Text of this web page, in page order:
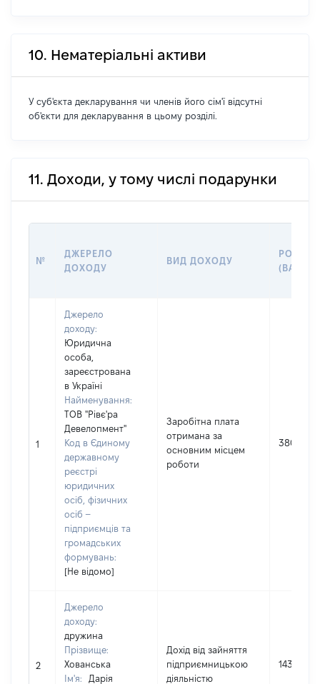
10. Нематеріальні активи
У суб'єкта декларування чи членів його сім'ї відсутні
об'єкти для декларування в цьому розділі.
11. Доходи, у тому числі подарунки
№
ДЖЕРЕЛО
ДОХОДУ
ВИД ДОХОДУ
РОЗМІР
1
Джерело
доходу:
Юридична
особа,
зареєстрована
в Україні
Найменування:
ТОВ "Рівє'ра
Девелопмент"
Код в Єдиному
державному
реєстрі
юридичних
осіб, фізичних
осіб –
підприємців та
громадських
формувань:
[Не відомо]
Заробітна плата
отримана за
основним місцем
роботи
38068
2
Джерело
доходу:
дружина
Прізвище:
Хованська
Ім'я:
Дарія
Дохід від зайняття
підприємницькою
діяльністю
1439975